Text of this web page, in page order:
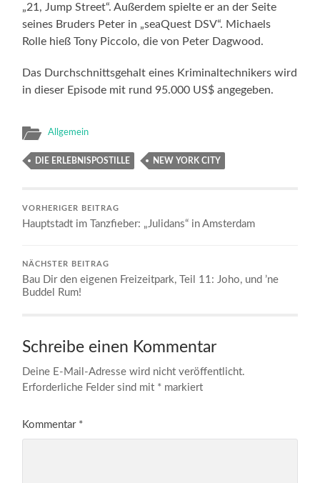
„21, Jump Street“. Außerdem spielte er an der Seite
seines Bruders Peter in „seaQuest DSV“. Michaels
Rolle hieß Tony Piccolo, die von Peter Dagwood.
Das Durchschnittsgehalt eines Kriminaltechnikers wird
in dieser Episode mit rund 95.000 US$ angegeben.
Allgemein
DIE ERLEBNISPOSTILLE NEW YORK CITY
VORHERIGER BEITRAG
Hauptstadt im Tanzfieber: „Julidans“ in Amsterdam
NÄCHSTER BEITRAG
Bau Dir den eigenen Freizeitpark, Teil 11: Joho, und ’ne
Buddel Rum!
Schreibe einen Kommentar
Deine E-Mail-Adresse wird nicht veröffentlicht.
Erforderliche Felder sind mit * markiert
Kommentar *